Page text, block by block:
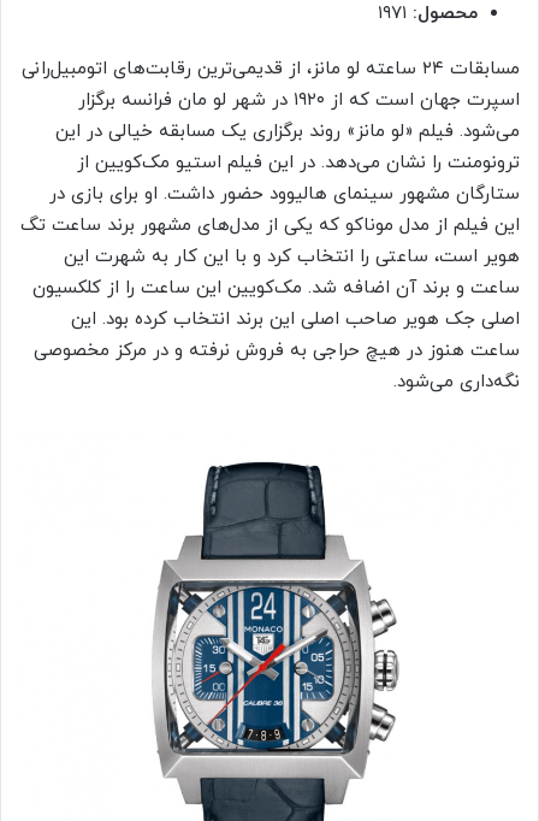
محصول:
مسابقات ۲۴ ساعته لو مانز، از قدیمی‌ترین رقابت‌های اتومبیل‌رانی
اسپرت جهان است که از ۱۹۲۰ در شهر لو مان فرانسه برگزار
می‌شود. فیلم «لو مانز» روند برگزاری یک مسابقه خیالی در این
ترونومنت را نشان می‌دهد. در این فیلم استیو مک‌کویین از
ستارگان مشهور سینمای هالیوود حضور داشت. او برای بازی در
این فیلم از مدل موناکو که یکی از مدل‌های مشهور برند ساعت تگ
هویر است، ساعتی را انتخاب کرد و با این کار به شهرت این
ساعت و برند آن اضافه شد. مک‌کویین این ساعت را از کلکسیون
اصلی جک هویر صاحب اصلی این برند انتخاب کرده ‌بود. این
ساعت هنوز در هیچ حراجی به فروش نرفته و در مرکز مخصوصی
نگه‌داری می‌شود.